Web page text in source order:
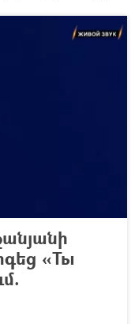
«Ты